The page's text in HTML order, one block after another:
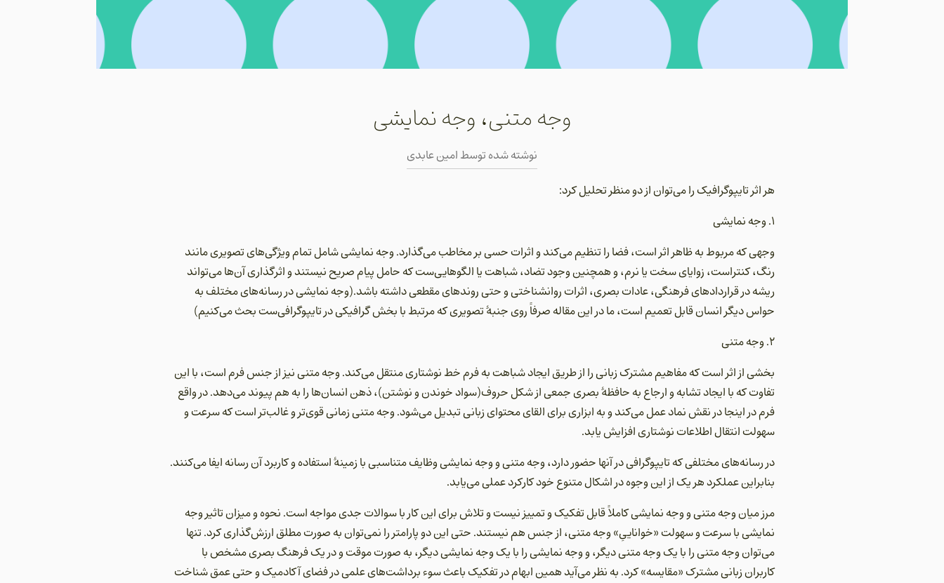
وجه متنی، وجه نمایشی
نوشته شده توسطامین عابدی
هر اثر تایپوگرافیک را می‌توان از دو منظر تحلیل کرد:
۱. وجه نمایشی
وجهی که مربوط به ظاهر اثر است، فضا را تنظیم می‌کند و اثرات حسی بر مخاطب می‌گذارد. وجه نمایشی شامل تمام ویژگی‌های تصویری مانند
رنگ، کنتراست، زوایای سخت یا نرم، و همچنین وجود تضاد، شباهت یا الگوهایی‌ست که حامل پیام صریح نیستند و اثرگذاری آن‌ها می‌تواند
ریشه در قراردادهای فرهنگی، عادات بصری، اثرات روانشناختی و حتی روندهای مقطعی داشته باشد.(وجه نمایشی در رسانه‌های مختلف به
حواس دیگر انسان قابل تعمیم است، ما در این مقاله صرفاً روی جنبۀ تصویری که مرتبط با بخش گرافیکی در تایپوگرافی‌ست بحث می‌کنیم)
۲. وجه متنی
بخشی از اثر است که مفاهیم مشترک زبانی را از طریق ایجاد شباهت به فرم خط نوشتاری منتقل می‌کند. وجه متنی نیز از جنس فرم است، با این
تفاوت که با ایجاد تشابه و ارجاع به حافظۀ بصری جمعی از شکل حروف(سواد خوندن و نوشتن)، ذهن انسان‌ها را به هم پیوند می‌دهد. در واقع
فرم در اینجا در نقش نماد عمل می‌کند و به ابزاری برای القای محتوای زبانی تبدیل می‌شود. وجه متنی زمانی قوی‌تر و غالب‌تر است که سرعت و
سهولت انتقال اطلاعات نوشتاری افزایش یابد.
در رسانه‌های مختلفی که تایپوگرافی در آنها حضور دارد، وجه متنی و وجه نمایشی وظایف متناسبی با زمینۀ استفاده و کاربرد آن رسانه ایفا می‌کنند.
بنابراین عملکرد هر یک از این وجوه در اشکال متنوع خود کارکرد عملی می‌یابد.
مرز میان وجه متنی و وجه نمایشی کاملاً قابل تفکیک و تمییز نیست و تلاش برای این کار با سوالات جدی مواجه است. نحوه و میزان تاثیر وجه
نمایشی با سرعت و سهولت «خواناییِ» وجه متنی، از جنس هم نیستند. حتی این دو پارامتر را نمی‌توان به صورت مطلق ارزش‌گذاری کرد. تنها
می‌توان وجه متنی را با یک وجه متنی دیگر، و وجه نمایشی را با یک وجه نمایشی دیگر، به صورت موقت و در یک فرهنگ بصری مشخص با
کاربران زبانی مشترک «مقایسه» کرد. به نظر می‌آید همین ابهام در تفکیک باعث سوء برداشت‌های علمی در فضای آکادمیک و حتی عمق شناخت